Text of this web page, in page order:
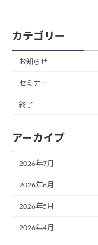
カテゴリー
お知らせ
セミナー
終了
アーカイブ
2026年7月
2026年6月
2026年5月
2026年4月